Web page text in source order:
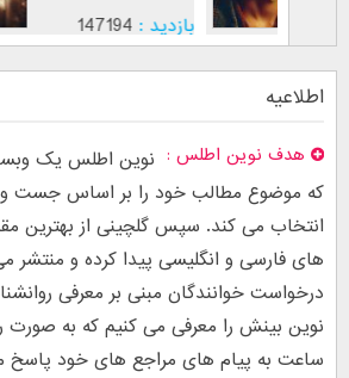
بازدید : 26760
اطلاعیه
هدف نوین اطلس
نوین اطلس یک
که موضوع مطالب خود را بر اساس جست و
انتخاب می کند. سپس گلچینی از بهترین
های فارسی و انگلیسی پیدا کرده و منتشر
درخواست خوانندگان مبنی بر معرفی
ساعت به پیام های مراجع های خود